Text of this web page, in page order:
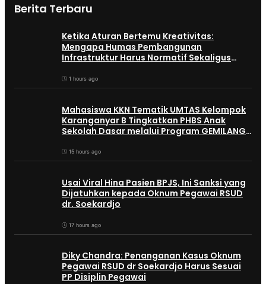
Berita Terbaru
Ketika Aturan Bertemu Kreativitas:
Mengapa Humas Pembangunan
Infrastruktur Harus Normatif Sekaligus
1 hours ago
Mahasiswa KKN Tematik UMTAS Kelompok
Karanganyar B Tingkatkan PHBS Anak
Sekolah Dasar melalui Program GEMILANG
15 hours ago
Usai Viral Hina Pasien BPJS, Ini Sanksi yang
Dijatuhkan kepada Oknum Pegawai RSUD
dr. Soekardjo
17 hours ago
Diky Chandra: Penanganan Kasus Oknum
Pegawai RSUD dr Soekardjo Harus Sesuai
PP Disiplin Pegawai